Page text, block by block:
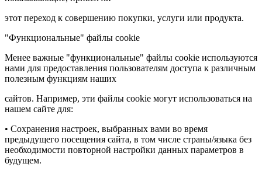
этот переход к совершению покупки, услуги или продукта.
"Функциональные" файлы cookie
Менее важные "функциональные" файлы cookie используются
нами для предоставления пользователям доступа к различным
полезным функциям наших
сайтов. Например, эти файлы cookie могут использоваться на
нашем сайте для:
• Сохранения настроек, выбранных вами во время
предыдущего посещения сайта, в том числе страны/языка без
необходимости повторной настройки данных параметров в
будущем.